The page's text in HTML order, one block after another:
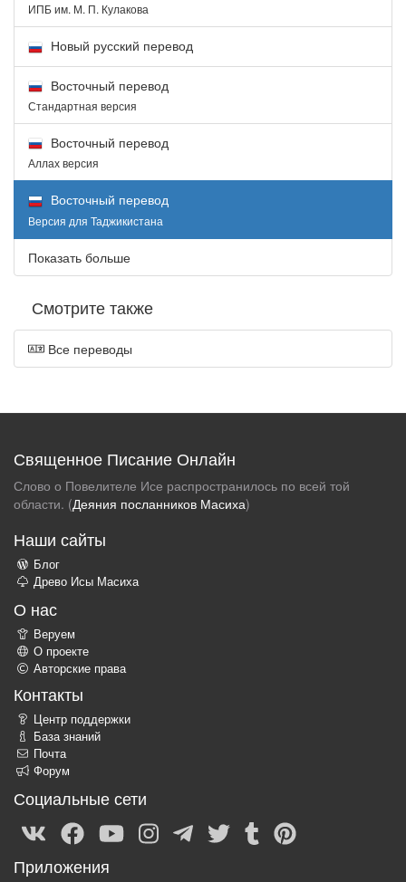
ИПБ им. М. П. Кулакова
Новый русский перевод
Восточный перевод
Стандартная версия
Восточный перевод
Аллах версия
Восточный перевод
Версия для Таджикистана
Показать больше
Смотрите также
Все переводы
Священное Писание Онлайн
Слово о Повелителе Исе распространилось по всей той
области. (Деяния посланников Масиха)
Наши сайты
Блог
Древо Исы Масиха
О нас
Веруем
О проекте
Авторские права
Контакты
Центр поддержки
База знаний
Почта
Форум
Социальные сети
Приложения